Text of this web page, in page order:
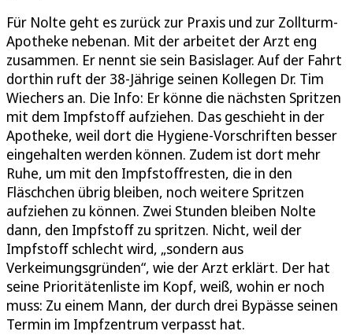
Für Nolte geht es zurück zur Praxis und zur Zollturm-
Apotheke nebenan. Mit der arbeitet der Arzt eng
zusammen. Er nennt sie sein Basislager. Auf der Fahrt
dorthin ruft der 38-Jährige seinen Kollegen Dr. Tim
Wiechers an. Die Info: Er könne die nächsten Spritzen
mit dem Impfstoff aufziehen. Das geschieht in der
Apotheke, weil dort die Hygiene-Vorschriften besser
eingehalten werden können. Zudem ist dort mehr
Ruhe, um mit den Impfstoffresten, die in den
Fläschchen übrig bleiben, noch weitere Spritzen
aufziehen zu können. Zwei Stunden bleiben Nolte
dann, den Impfstoff zu spritzen. Nicht, weil der
Impfstoff schlecht wird, „sondern aus
Verkeimungsgründen“, wie der Arzt erklärt. Der hat
seine Prioritätenliste im Kopf, weiß, wohin er noch
muss: Zu einem Mann, der durch drei Bypässe seinen
Termin im Impfzentrum verpasst hat.